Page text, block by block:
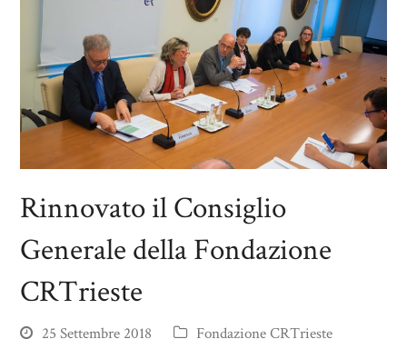
Rinnovato il Consiglio
Generale della Fondazione
CRTrieste
25 Settembre 2018 Fondazione CRTrieste